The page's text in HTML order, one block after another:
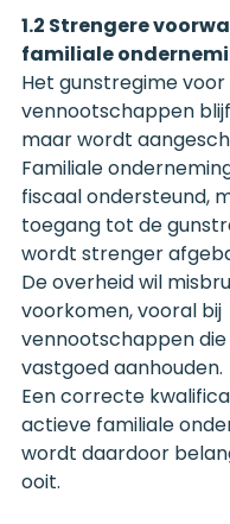
1.2 Strengere
familiale
Het gunstregime
vennootschappen
maar wordt
Familiale
fiscaal ondersteund,
toegang tot de
wordt strenger
De overheid wil
voorkomen, vooral bij
vennootschappen
vastgoed aanhouden.
Een correcte
actieve familiale
wordt daardoor
ooit.